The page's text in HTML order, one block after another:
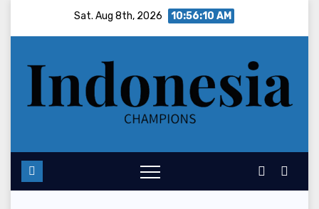
Sat. Aug 8th, 2026 10:56:11 AM